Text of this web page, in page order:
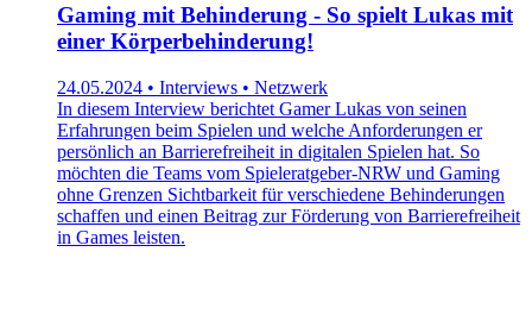
Gaming mit Behinderung - So spielt Lukas mit
einer Körperbehinderung!
24.05.2024 • Interviews • Netzwerk
In diesem Interview berichtet Gamer Lukas von seinen
Erfahrungen beim Spielen und welche Anforderungen er
persönlich an Barrierefreiheit in digitalen Spielen hat. So
möchten die Teams vom Spieleratgeber-NRW und Gaming
ohne Grenzen Sichtbarkeit für verschiedene Behinderungen
schaffen und einen Beitrag zur Förderung von Barrierefreiheit
in Games leisten.